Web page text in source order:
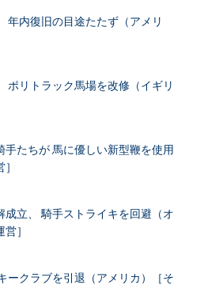
年内復旧の目途たたず（アメリ
ポリトラック馬場を改修（イギリ
たちが 馬に優しい新型鞭を使用
立、 騎手ストライキを回避（オ
］
ークラブを引退（アメリカ）［そ